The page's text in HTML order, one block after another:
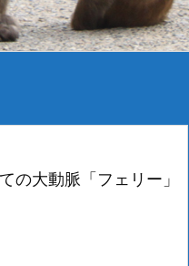
の大動脈「フェリー」